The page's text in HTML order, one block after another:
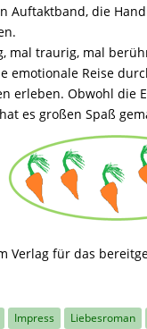
Auftaktband, die
mal traurig, mal
emotionale Reise
erleben. Obwohl die
es großen Spaß
Verlag für das
Impress Liebesroman